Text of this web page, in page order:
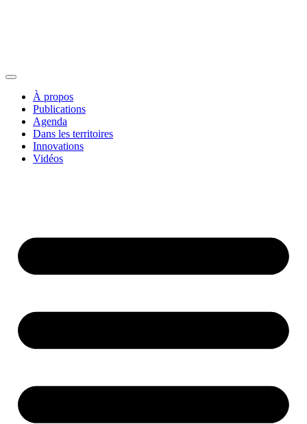
À propos
Publications
Agenda
Dans les territoires
Innovations
Vidéos